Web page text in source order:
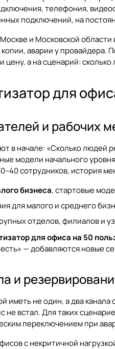
телефония,
подключений, на
и Московской
аварии у провайдера.
цену, а на сценарий:
для
и рабочих
в начале: «Сколько людей
модели начального
сотрудников, история
бизнеса, стартовые
для малого и среднего
отделов, филиалов и
для офиса на 50
— добавляются новые
и
иметь не один, а два
не встал. Для таких
переключением при
с некритичной